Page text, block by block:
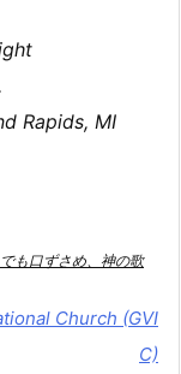
Rapids, MI
も口ずさめ、神の歌
Church (GVI
C)